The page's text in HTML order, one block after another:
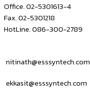
Office. 02-5301613-4
Fax. 02-5301218
HotLine. 086-300-2789
nitinath@esssyntech.com
ekkasit@esssyntech.com